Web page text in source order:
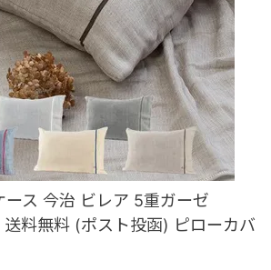
ース 今治 ビレア 5重ガーゼ
料無料 (ポスト投函) ピローカバ